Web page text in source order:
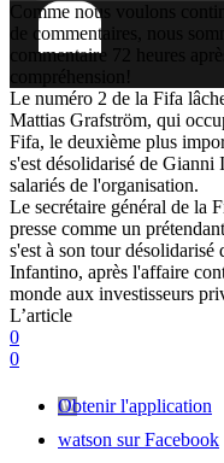
Comme nous voulons
de commentaires, nous
commentaire 72 heures
compréhension!
Le numéro 2 de la Fifa
Mattias Grafström, qui
Fifa, le deuxième plus
s'est désolidarisé de Gianni
salariés de l'organisation.
Le secrétaire général de la
presse comme un
s'est à son tour
Infantino, après l'affaire
monde aux investisseurs
L’article
0
0
Obtenir l'application
watson sur Facebook